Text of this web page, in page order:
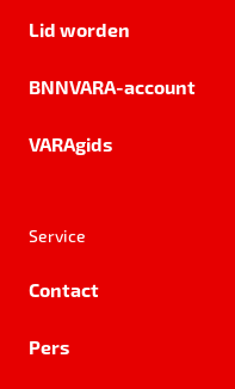
Lid worden
BNNVARA-account
VARAgids
Service
Contact
Pers